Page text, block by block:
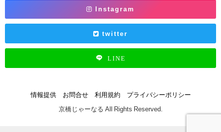
Instagram
twitter
LINE
情報提供 お問合せ 利用規約 プライバシーポリシー
京橋じゃーなる All Rights Reserved.